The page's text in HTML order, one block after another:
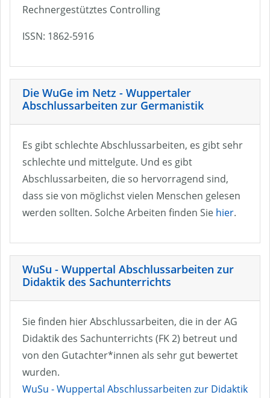
Rechnergestütztes Controlling
ISSN: 1862-5916
Die WuGe im Netz - Wuppertaler
Abschlussarbeiten zur Germanistik
Es gibt schlechte Abschlussarbeiten, es gibt sehr
schlechte und mittelgute. Und es gibt
Abschlussarbeiten, die so hervorragend sind,
dass sie von möglichst vielen Menschen gelesen
werden sollten. Solche Arbeiten finden Sie hier.
WuSu - Wuppertal Abschlussarbeiten zur
Didaktik des Sachunterrichts
Sie finden hier Abschlussarbeiten, die in der AG
Didaktik des Sachunterrichts (FK 2) betreut und
von den Gutachter*innen als sehr gut bewertet
wurden.
WuSu - Wuppertal Abschlussarbeiten zur Didaktik